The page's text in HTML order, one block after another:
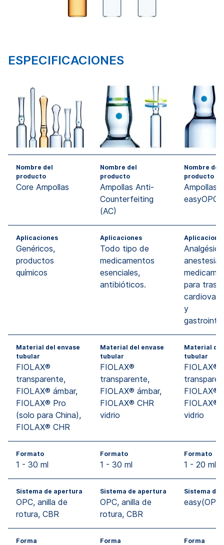
ESPECIFICACIONES
Nombre del
producto
Core Ampollas
Nombre del
producto
Ampollas Anti-
Counterfeiting
(AC)
Nombre del
producto
Ampollas
easyOPC
Aplicaciones
Genéricos,
productos
químicos
Aplicaciones
Todo tipo de
medicamentos
esenciales,
antibióticos.
anestesia,
para
y
Material del envase
tubular
FIOLAX®
transparente,
FIOLAX® ámbar,
FIOLAX® Pro
(solo para China),
FIOLAX® CHR
Material del envase
tubular
FIOLAX®
transparente,
FIOLAX® ámbar,
FIOLAX® CHR
vidrio
Material del
tubular
FIOLAX®
FIOLAX®
FIOLAX®
vidrio
Formato
1 - 30 ml
Formato
1 - 30 ml
Formato
1 - 20 ml
Sistema de apertura
OPC, anilla de
rotura, CBR
Sistema de apertura
OPC, anilla de
rotura, CBR
Sistema de
easy(OPC)
Forma Forma Forma